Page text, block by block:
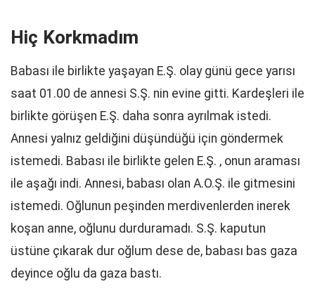
Hiç Korkmadım
Babası ile birlikte yaşayan E.Ş. olay günü gece yarısı
saat 01.00 de annesi S.Ş. nin evine gitti. Kardeşleri ile
birlikte görüşen E.Ş. daha sonra ayrılmak istedi.
Annesi yalnız geldiğini düşündüğü için göndermek
istemedi. Babası ile birlikte gelen E.Ş. , onun araması
ile aşağı indi. Annesi, babası olan A.O.Ş. ile gitmesini
istemedi. Oğlunun peşinden merdivenlerden inerek
koşan anne, oğlunu durduramadı. S.Ş. kaputun
üstüne çıkarak dur oğlum dese de, babası bas gaza
deyince oğlu da gaza bastı.